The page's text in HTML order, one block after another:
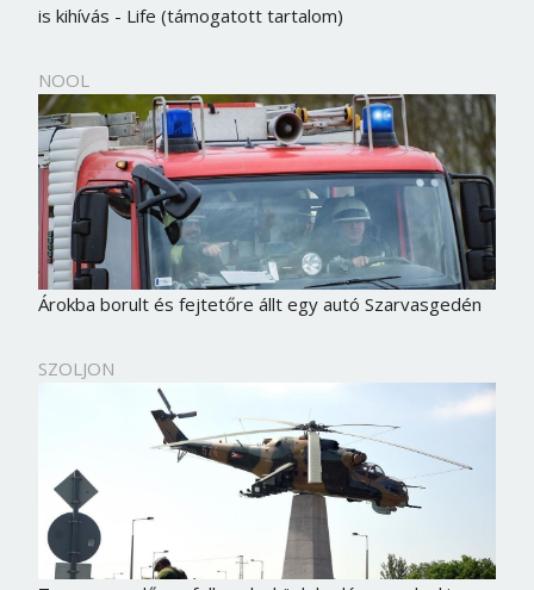
is kihívás - Life (támogatott tartalom)
NOOL
Árokba borult és fejtetőre állt egy autó Szarvasgedén
SZOLJON